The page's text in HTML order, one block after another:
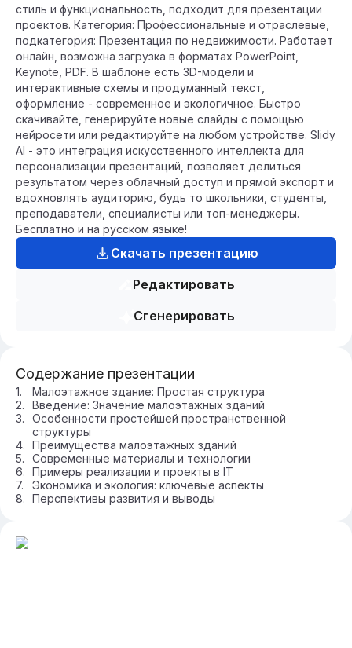
стиль и функциональность, подходит для презентации
проектов. Категория: Профессиональные и отраслевые,
подкатегория: Презентация по недвижимости. Работает
онлайн, возможна загрузка в форматах PowerPoint,
Keynote, PDF. В шаблоне есть 3D-модели и
интерактивные схемы и продуманный текст,
оформление - современное и экологичное. Быстро
скачивайте, генерируйте новые слайды с помощью
нейросети или редактируйте на любом устройстве. Slidy
AI - это интеграция искусственного интеллекта для
персонализации презентаций, позволяет делиться
результатом через облачный доступ и прямой экспорт и
вдохновлять аудиторию, будь то школьники, студенты,
преподаватели, специалисты или топ-менеджеры.
Бесплатно и на русском языке!
Скачать презентацию
Редактировать
Сгенерировать
Содержание презентации
Малоэтажное здание: Простая структура
Введение: Значение малоэтажных зданий
Особенности простейшей пространственной
структуры
Преимущества малоэтажных зданий
Современные материалы и технологии
Примеры реализации и проекты в IT
Экономика и экология: ключевые аспекты
Перспективы развития и выводы